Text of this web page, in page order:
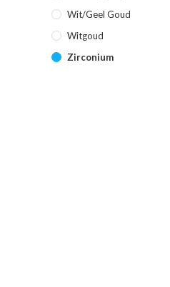
Wit/geel Goud
Witgoud
Zirconium